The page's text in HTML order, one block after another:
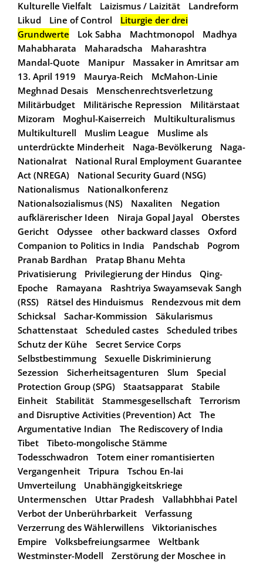
Kulturelle Vielfalt Laizismus / Laizität
Landreform
Likud
Line of Control
Liturgie der drei
Grundwerte
Lok Sabha Machtmonopol
Madhya
Mahabharata
Maharadscha
Maharashtra
Mandal-Quote
Manipur
Massaker in Amritsar am
13. April 1919
Maurya-Reich
McMahon-Linie
Meghnad Desais
Menschenrechtsverletzung
Militärbudget
Militärische Repression
Militärstaat
Mizoram
Moghul-Kaiserreich
Multikulturalismus
Multikulturell
Muslim League
Muslime als
unterdrückte Minderheit
Naga-Bevölkerung
Naga-
Nationalrat
National Rural Employment Guarantee
Act (NREGA)
National Security Guard (NSG)
Nationalismus
Nationalkonferenz
Nationalsozialismus (NS)
Naxaliten
Negation
aufklärerischer Ideen
Niraja Gopal Jayal
Oberstes
Gericht
Odyssee other backward classes
Oxford
Companion to Politics in India
Pandschab
Pogrom
Pranab Bardhan
Pratap Bhanu Mehta
Privatisierung
Privilegierung der Hindus
Qing-
Epoche
Ramayana
Rashtriya Swayamsevak Sangh
(RSS)
Rätsel des Hinduismus
Rendezvous mit dem
Schicksal
Sachar-Kommission
Säkularismus
Schattenstaat
Scheduled castes
Scheduled tribes
Schutz der Kühe
Secret Service Corps
Selbstbestimmung
Sexuelle Diskriminierung
Sezession
Sicherheitsagenturen Slum
Special
Protection Group (SPG)
Staatsapparat
Stabile
Einheit
Stabilität Stammesgesellschaft
Terrorism
and Disruptive Activities (Prevention) Act
The
Argumentative Indian
The Rediscovery of India
Tibet
Tibeto-mongolische Stämme
Todesschwadron
Totem einer romantisierten
Vergangenheit
Tripura
Tschou En-lai
Umverteilung
Unabhängigkeitskriege
Untermenschen
Uttar Pradesh
Vallabhbhai Patel
Verbot der Unberührbarkeit
Verfassung
Verzerrung des Wählerwillens
Viktorianisches
Empire
Volksbefreiungsarmee
Weltbank
Westminster-Modell
Zerstörung der Moschee in